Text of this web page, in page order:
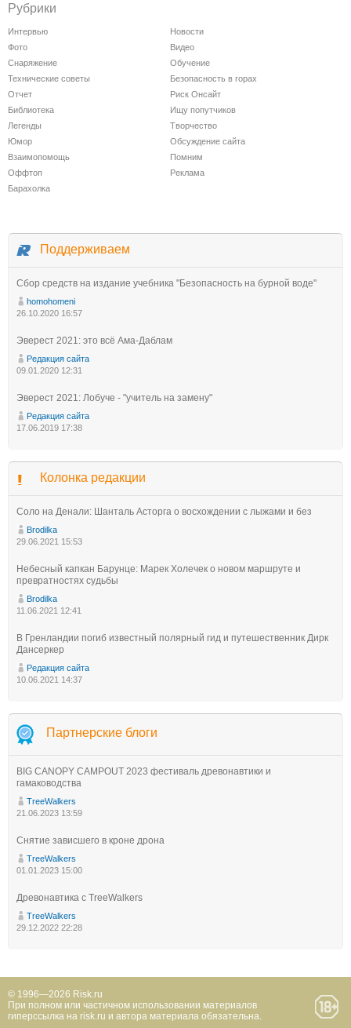
Рубрики
Интервью
Новости
Фото
Видео
Снаряжение
Обучение
Технические советы
Безопасность в горах
Отчет
Риск Онсайт
Библиотека
Ищу попутчиков
Легенды
Творчество
Юмор
Обсуждение сайта
Взаимопомощь
Помним
Оффтоп
Реклама
Барахолка
Поддерживаем
Сбор средств на издание учебника "Безопасность на бурной воде"
homohomeni
26.10.2020 16:57
Эверест 2021: это всё Ама-Даблам
Редакция сайта
09.01.2020 12:31
Эверест 2021: Лобуче - "учитель на замену"
Редакция сайта
17.06.2019 17:38
Колонка редакции
Соло на Денали: Шанталь Асторга о восхождении с лыжами и без
Brodilka
29.06.2021 15:53
Небесный капкан Барунце: Марек Холечек о новом маршруте и
превратностях судьбы
Brodilka
11.06.2021 12:41
В Гренландии погиб известный полярный гид и путешественник Дирк
Дансеркер
Редакция сайта
10.06.2021 14:37
Партнерские блоги
BIG CANOPY CAMPOUT 2023 фестиваль древонавтики и
гамаководства
TreeWalkers
21.06.2023 13:59
Снятие зависшего в кроне дрона
TreeWalkers
01.01.2023 15:00
Древонавтика с TreeWalkers
TreeWalkers
29.12.2022 22:28
© 1996—2026 Risk.ru
При полном или частичном использовании материалов
гиперссылка на risk.ru и автора материала обязательна.